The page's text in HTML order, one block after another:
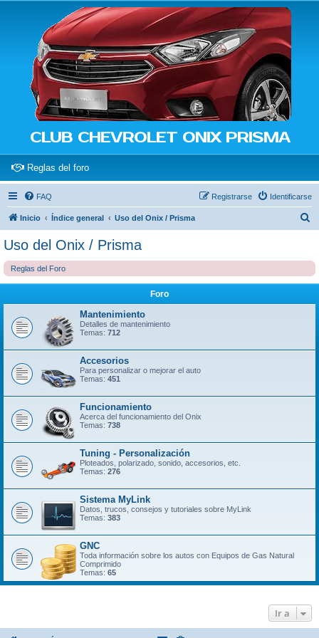
CLUB CHEVROLET ONIX PRISMA
Reglas del foro(Opens a new tab)
FAQ Identificarse
Registrarse
Inicio Índice general Uso del Onix / Prisma
a
r
Uso del Onix / Prisma
Reglas del Foro
Foro
Mantenimiento
Detalles de mantenimiento
Temas: 712
Accesorios
Para personalizar o mejorar el auto
Temas: 451
Funcionamiento
Acerca del funcionamiento del Onix
Temas: 738
Tuning - Personalización
Ploteados, polarizado, sonido, accesorios, etc.
Temas: 276
Sistema MyLink
Datos, trucos, consejos y tutoriales sobre MyLink
Temas: 383
GNC
Toda información sobre los autos con Equipos de Gas Natural
Comprimido
Temas: 65
Ir a